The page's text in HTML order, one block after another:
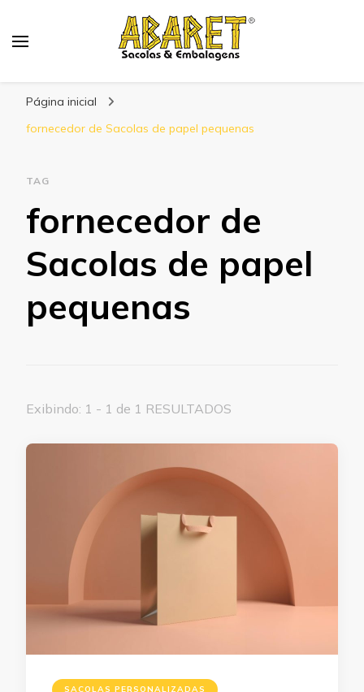
Página inicial
fornecedor de Sacolas de papel pequenas
TAG
fornecedor de
Sacolas de papel
pequenas
Exibindo: 1 - 1 de 1 RESULTADOS
SACOLAS PERSONALIZADAS